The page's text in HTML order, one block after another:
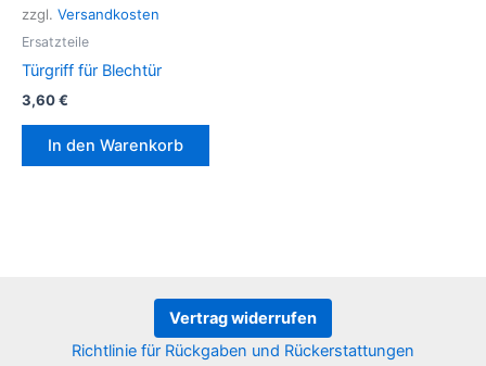
zzgl. Versandkosten
Ersatzteile
Türgriff für Blechtür
3,60€
In den Warenkorb
Vertrag widerrufen
Richtlinie für Rückgaben und Rückerstattungen